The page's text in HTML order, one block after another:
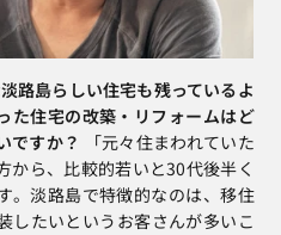
路島らしい住宅も残っているよ
た住宅の改築・リフォームはど
ですか？
「元々住まわれていた
から、比較的若いと30代後半く
。淡路島で特徴的なのは、移住
したいというお客さんが多いこ